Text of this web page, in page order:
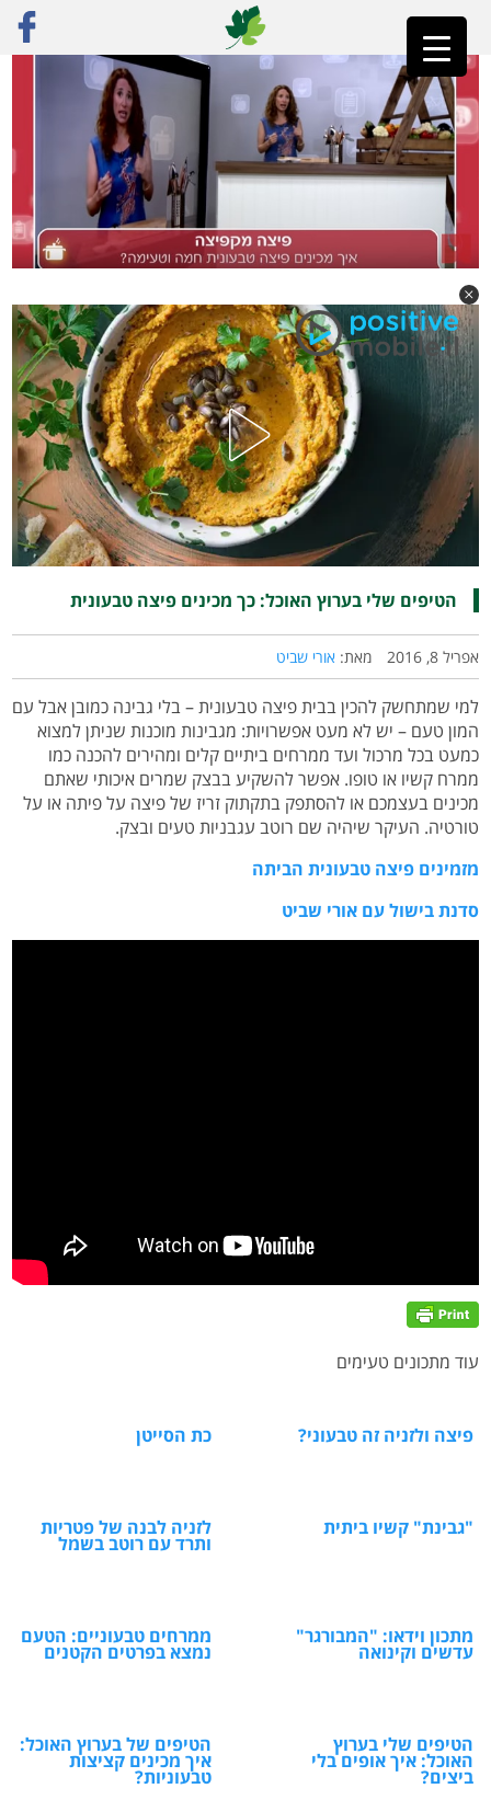
ראשי»פוסט נבחר הטיפים שלי בערוץ האוכל: כך מכינים פיצה טבעונית
הטיפים שלי בערוץ האוכל: כך מכינים פיצה טבעונית
אפריל 8, 2016 מאת: אורי שביט
למי שמתחשק להכין בבית פיצה טבעונית – בלי גבינה כמובן אבל עם
המון טעם – יש לא מעט אפשרויות: מגבינות מוכנות שניתן למצוא
כמעט בכל מרכול ועד ממרחים ביתיים קלים ומהירים להכנה כמו
ממרח קשיו או טופו. אפשר להשקיע בבצק שמרים איכותי שאתם
מכינים בעצמכם או להסתפק בתקתוק זריז של פיצה על פיתה או על
טורטיה. העיקר שיהיה שם רוטב עגבניות טעים ובצק.
מזמינים פיצה טבעונית הביתה
סדנת בישול עם אורי שביט
עוד מתכונים טעימים
פיצה ולזניה זה טבעוני? כת הסייטן
"גבינת" קשיו ביתית לזניה לבנה של פטריות
ותרד עם רוטב בשמל
מתכון וידאו: "המבורגר"
עדשים וקינואה
ממרחים טבעוניים: הטעם
נמצא בפרטים הקטנים
הטיפים שלי בערוץ
האוכל: איך אופים בלי
ביצים?
הטיפים של בערוץ האוכל:
איך מכינים קציצות
טבעוניות?